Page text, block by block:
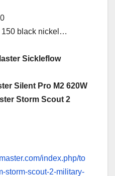
150 black nickel…
Sickleflow
Silent Pro M2 620W
Storm Scout 2
index.php/to
storm-scout-2-military-